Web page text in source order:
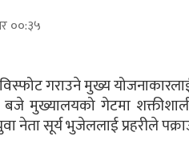
००:३५
गराउने मुख्य
मुख्यालयको गेटमा
नेता सूर्य भुजेललाई प्रहरीले